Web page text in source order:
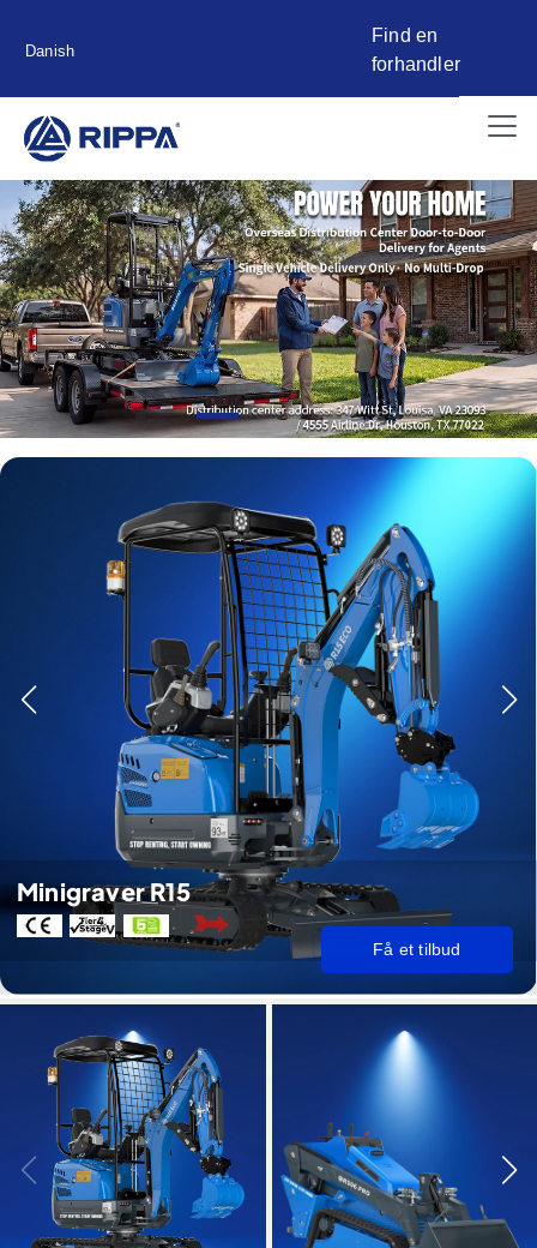
Danish
Find en
forhandler
Minigraver R15
Få et tilbud